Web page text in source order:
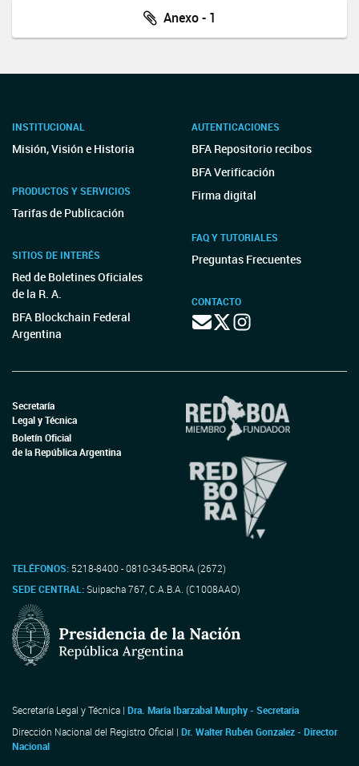
Anexo - 1
INSTITUCIONAL
Misión, Visión e Historia
PRODUCTOS Y SERVICIOS
Tarifas de Publicación
SITIOS DE INTERÉS
Red de Boletines Oficiales
de la R. A.
BFA Blockchain Federal
Argentina
AUTENTICACIONES
BFA Repositorio recibos
BFA Verificación
Firma digital
FAQ Y TUTORIALES
Preguntas Frecuentes
CONTACTO
Secretaría
Legal y Técnica
Boletín Oficial
de la República Argentina
TELÉFONOS: 5218-8400 - 0810-345-BORA (2672)
SEDE CENTRAL:Suipacha 767, C.A.B.A. (C1008AAO)
Secretaría Legal y Técnica | Dra. María Ibarzabal Murphy - Secretaria
Dirección Nacional del Registro Oficial | Dr. Walter Rubén Gonzalez - Director
Nacional